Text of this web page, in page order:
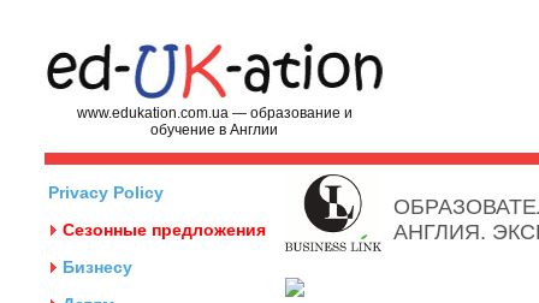
www.edukation.com.ua — образование и
обучение в Англии
Privacy Policy
Сезонные предложения
Бизнесу
АНГЛИЯ.